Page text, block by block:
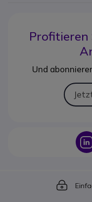
Profitieren
Und
Icon